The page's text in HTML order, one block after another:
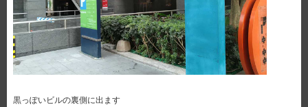
黒っぽいビルの裏側に出ます